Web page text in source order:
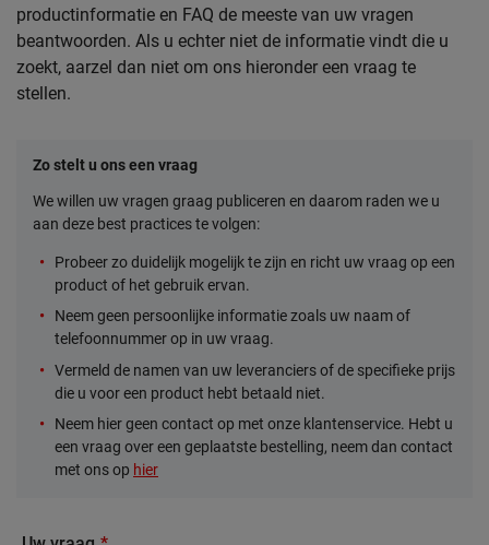
productinformatie en FAQ de meeste van uw vragen
beantwoorden. Als u echter niet de informatie vindt die u
zoekt, aarzel dan niet om ons hieronder een vraag te
stellen.
Zo stelt u ons een vraag
We willen uw vragen graag publiceren en daarom raden we u
aan deze best practices te volgen:
Probeer zo duidelijk mogelijk te zijn en richt uw vraag op een
product of het gebruik ervan.
Neem geen persoonlijke informatie zoals uw naam of
telefoonnummer op in uw vraag.
Vermeld de namen van uw leveranciers of de specifieke prijs
die u voor een product hebt betaald niet.
Neem hier geen contact op met onze klantenservice. Hebt u
een vraag over een geplaatste bestelling, neem dan contact
met ons op hier